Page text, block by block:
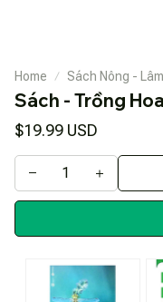
Home Sách Nông -
Sách - Trồng
$19.99 USD